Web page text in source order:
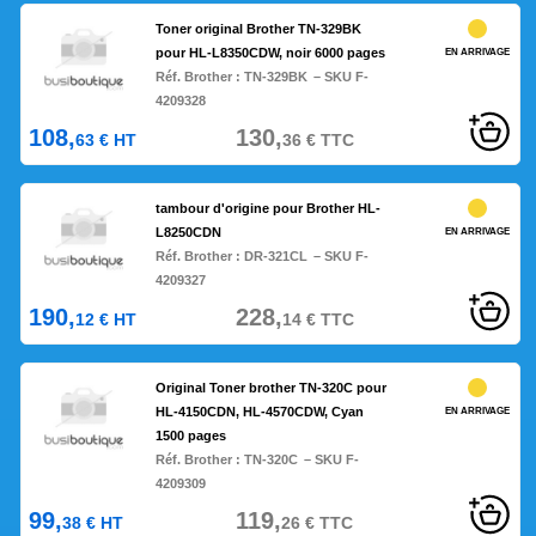
Toner original Brother TN-329BK
pour HL-L8350CDW, noir 6000 pages
Réf. Brother :TN-329BK – SKU F-
4209328
EN ARRIVAGE
108,63 € HT 130,36€TTC
tambour d'origine pour Brother HL-
L8250CDN
Réf. Brother :DR-321CL – SKU F-
4209327
EN ARRIVAGE
190,12 € HT 228,14€TTC
Original Toner brother TN-320C pour
HL-4150CDN, HL-4570CDW, Cyan
1500 pages
Réf. Brother :TN-320C – SKU F-
4209309
EN ARRIVAGE
99,38 € HT 119,26€TTC